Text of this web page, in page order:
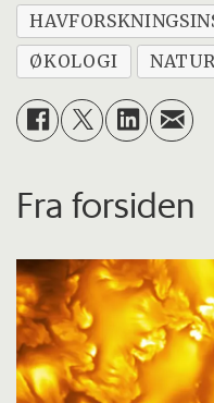
ØKOLOGI
Fra forsiden